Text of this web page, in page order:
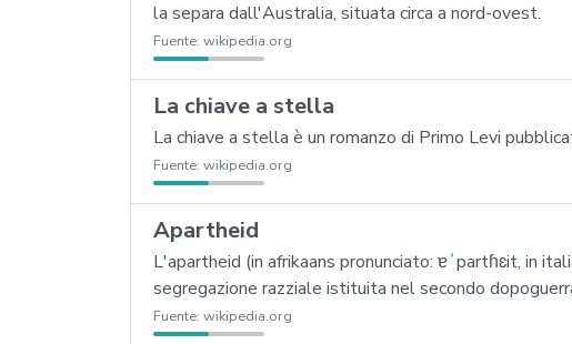
la separa dall'Australia, situata circa a nord-ovest.
Fuente: wikipedia.org
La chiave a stella
La chiave a stella è un romanzo di Primo Levi
Fuente: wikipedia.org
Apartheid
L'apartheid (in afrikaans pronunciato: ɐˈpartɦɛit, in
segregazione razziale istituita nel secondo
Fuente: wikipedia.org